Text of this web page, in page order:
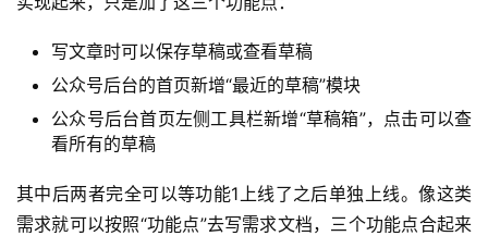
写文章时可以保存草稿或查看草稿
公众号后台的首页新增“最近的草稿”模块
公众号后台首页左侧工具栏新增“草稿箱”，点击可以查
看所有的草稿
其中后两者完全可以等功能1上线了之后单独上线。像这类
需求就可以按照“功能点”去写需求文档，三个功能点合起来